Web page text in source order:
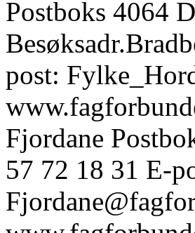
Postboks 4064
post:
Fjordane
57 72 18 31 E-